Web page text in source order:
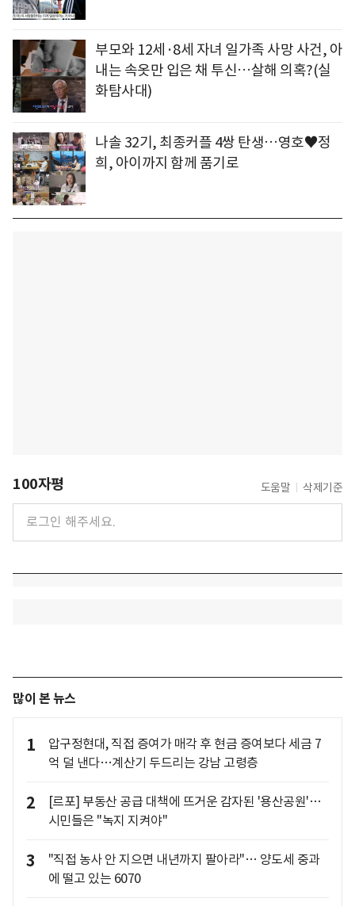
부모와 12세·8세 자녀 일가족 사망 사건, 아
내는 속옷만 입은 채 투신…살해 의혹?(실
화탐사대)
나솔 32기, 최종커플 4쌍 탄생…영호♥정
희, 아이까지 함께 품기로
100자평 도움말 삭제기준
많이 본 뉴스
1
압구정현대, 직접 증여가 매각 후 현금 증여보다 세금 7
억 덜 낸다…계산기 두드리는 강남 고령층
2
[르포] 부동산 공급 대책에 뜨거운 감자된 '용산공원'…
시민들은 "녹지 지켜야"
3
"직접 농사 안 지으면 내년까지 팔아라"… 양도세 중과
에 떨고 있는 6070